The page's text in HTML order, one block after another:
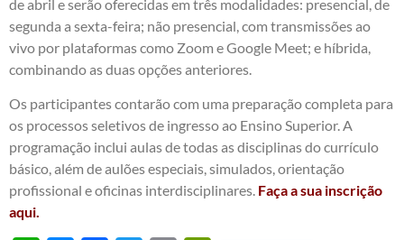
de abril e serão oferecidas em três modalidades: presencial, de
segunda a sexta-feira; não presencial, com transmissões ao
vivo por plataformas como Zoom e Google Meet; e híbrida,
combinando as duas opções anteriores.
Os participantes contarão com uma preparação completa para
os processos seletivos de ingresso ao Ensino Superior. A
programação inclui aulas de todas as disciplinas do currículo
básico, além de aulões especiais, simulados, orientação
profissional e oficinas interdisciplinares. Faça a sua inscrição
aqui.